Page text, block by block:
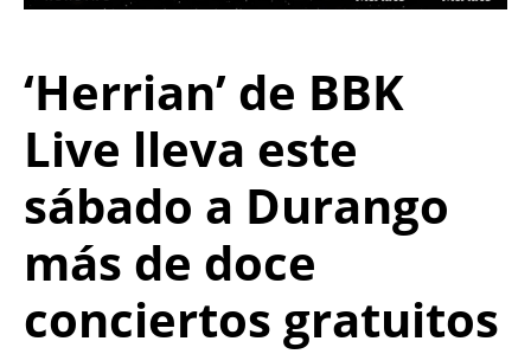
‘Herrian’ de BBK
Live lleva este
sábado a Durango
más de doce
conciertos gratuitos